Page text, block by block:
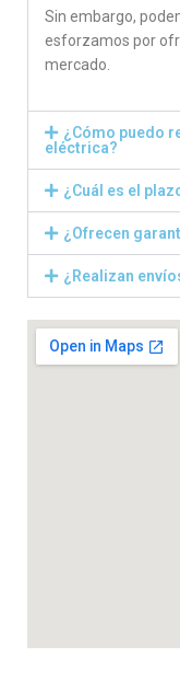
Sin embargo,
esforzamos por
mercado.
¿Cómo puedo
eléctrica?
¿Cuál es el
¿Ofrecen
¿Realizan